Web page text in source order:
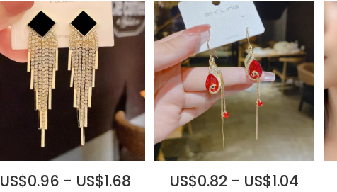
US$0.96 - US$1.68 US$0.82 - US$1.04